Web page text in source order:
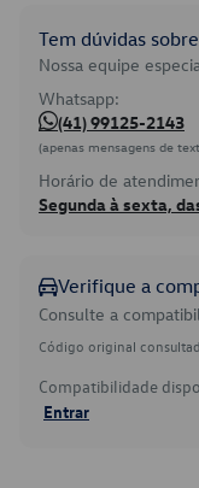
Tem dúvidas
Nossa equipe
Whatsapp:
(41) 99125-2143
(apenas mensagens de
Horário de
Segunda à sexta,
Verifique a
Consulte a
Código original
Compatibilidade
Entrar